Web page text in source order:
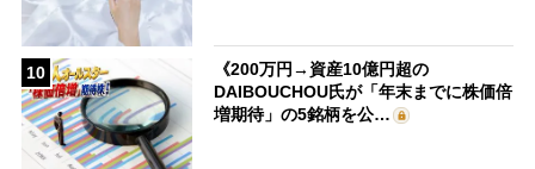
10
《200万円→資産10億円超の
DAIBOUCHOU氏が「年末までに株価倍
増期待」の5銘柄を公…